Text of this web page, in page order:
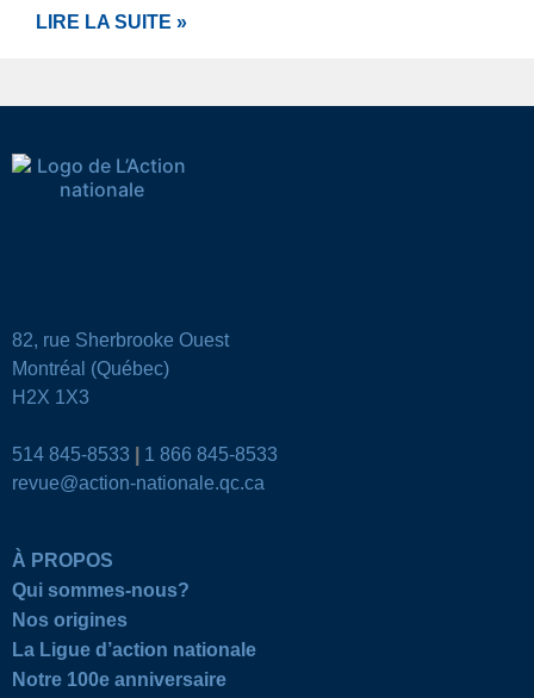
LIRE LA SUITE »
82, rue Sherbrooke Ouest
Montréal (Québec)
H2X 1X3
514 845-8533
1 866 845-8533
revue@action-nationale.qc.ca
À PROPOS
Qui sommes-nous?
Nos origines
La Ligue d’action nationale
Notre 100e anniversaire